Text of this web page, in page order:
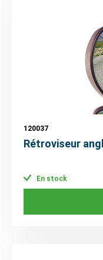
120037
Rétroviseur
En stock